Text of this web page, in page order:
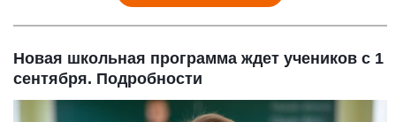
Новая школьная программа ждет учеников с 1
сентября. Подробности